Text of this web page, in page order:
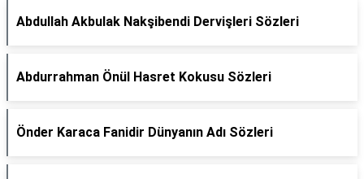
Abdullah Akbulak Nakşibendi Dervişleri Sözleri
Abdurrahman Önül Hasret Kokusu Sözleri
Önder Karaca Fanidir Dünyanın Adı Sözleri